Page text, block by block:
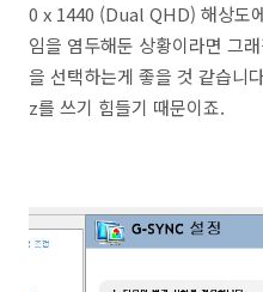
0 x 1440 (Dual QHD) 해상도
임을 염두해둔 상황이라면 그
을 선택하는게 좋을 것 같습니
z를 쓰기 힘들기 때문이죠.